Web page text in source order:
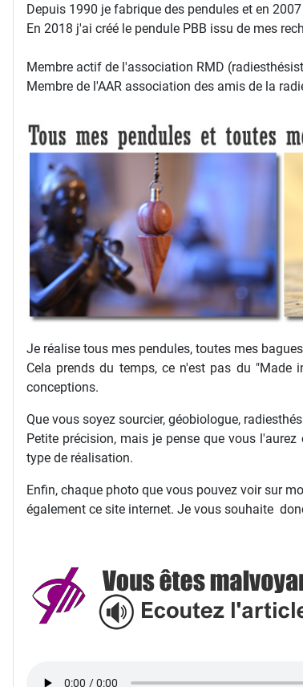
Depuis 1990 je fabrique des pendules et en
En 2018 j'ai créé le pendule PBB issu de mes
Membre actif de l'association RMD
Membre de l'AAR association des amis de la
Je réalise tous mes pendules, toutes mes
Cela prends du temps, ce n'est pas du "Made
conceptions.
Que vous soyez sourcier, géobiologue,
Petite précision, mais je pense que vous
type de réalisation.
Enfin, chaque photo que vous pouvez voir sur
également ce site internet. Je vous souhaite